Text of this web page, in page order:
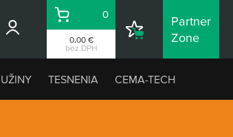
0,00 €
bez DPH
Košík
0
Nákupný
Partner
Zone
TESNENIA CEMA-TECH